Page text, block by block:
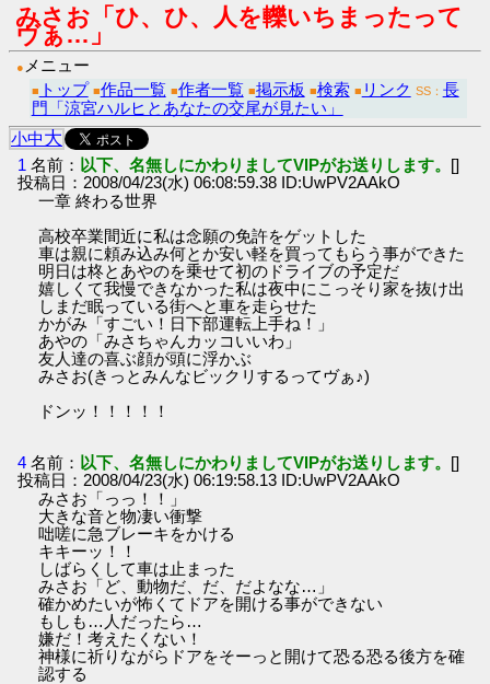
みさお「ひ、ひ、人を轢いちまったって
ヴぁ…」
● メニュー
■ トップ ■作品一覧 ■作者一覧 ■掲示板 ■検索 ■ リンク SS： 長
門「涼宮ハルヒとあなたの交尾が見たい」
小中大
1 名前： 以下、名無しにかわりましてVIPがお送りします。 []
投稿日：2008/04/23(水) 06:08:59.38 ID:UwPV2AAkO
一章 終わる世界
高校卒業間近に私は念願の免許をゲットした
車は親に頼み込み何とか安い軽を買ってもらう事ができた
明日は柊とあやのを乗せて初のドライブの予定だ
嬉しくて我慢できなかった私は夜中にこっそり家を抜け出
しまだ眠っている街へと車を走らせた
かがみ「すごい！日下部運転上手ね！」
あやの「みさちゃんカッコいいわ」
友人達の喜ぶ顔が頭に浮かぶ
みさお(きっとみんなビックリするってヴぁ♪)
ドンッ！！！！！
4 名前： 以下、名無しにかわりましてVIPがお送りします。 []
投稿日：2008/04/23(水) 06:19:58.13 ID:UwPV2AAkO
みさお「っっ！！」
大きな音と物凄い衝撃
咄嗟に急ブレーキをかける
キキーッ！！
しばらくして車は止まった
みさお「ど、動物だ、だ、だよなな…」
確かめたいが怖くてドアを開ける事ができない
もしも…人だったら…
嫌だ！考えたくない！
神様に祈りながらドアをそーっと開けて恐る恐る後方を確
認する